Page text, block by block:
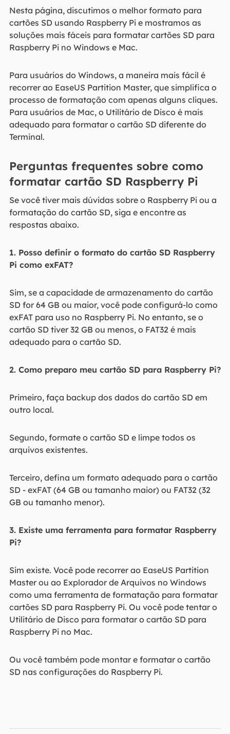
Nesta página, discutimos o melhor formato para
cartões SD usando Raspberry Pi e mostramos as
soluções mais fáceis para formatar cartões SD para
Raspberry Pi no Windows e Mac.
Para usuários do Windows, a maneira mais fácil é
recorrer ao EaseUS Partition Master, que simplifica o
processo de formatação com apenas alguns cliques.
Para usuários de Mac, o Utilitário de Disco é mais
adequado para formatar o cartão SD diferente do
Terminal.
Perguntas frequentes sobre como
formatar cartão SD Raspberry Pi
Se você tiver mais dúvidas sobre o Raspberry Pi ou a
formatação do cartão SD, siga e encontre as
respostas abaixo.
1. Posso definir o formato do cartão SD Raspberry
Pi como exFAT?
Sim, se a capacidade de armazenamento do cartão
SD for 64 GB ou maior, você pode configurá-lo como
exFAT para uso no Raspberry Pi. No entanto, se o
cartão SD tiver 32 GB ou menos, o FAT32 é mais
adequado para o cartão SD.
2. Como preparo meu cartão SD para Raspberry Pi?
Primeiro, faça backup dos dados do cartão SD em
outro local.
Segundo, formate o cartão SD e limpe todos os
arquivos existentes.
Terceiro, defina um formato adequado para o cartão
SD - exFAT (64 GB ou tamanho maior) ou FAT32 (32
GB ou tamanho menor).
3. Existe uma ferramenta para formatar Raspberry
Pi?
Sim existe. Você pode recorrer ao EaseUS Partition
Master ou ao Explorador de Arquivos no Windows
como uma ferramenta de formatação para formatar
cartões SD para Raspberry Pi. Ou você pode tentar o
Utilitário de Disco para formatar o cartão SD para
Raspberry Pi no Mac.
Ou você também pode montar e formatar o cartão
SD nas configurações do Raspberry Pi.